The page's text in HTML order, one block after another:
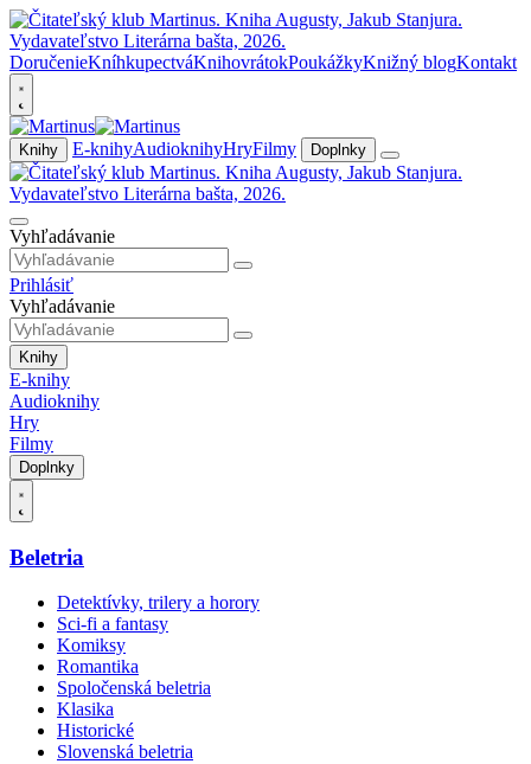
DoručenieKníhkupectváKnihovrátokPoukážkyKnižný blogKontakt
Knihy E-knihyAudioknihyHryFilmy Doplnky
Vyhľadávanie
Prihlásiť
Vyhľadávanie
Knihy
E-knihy
Audioknihy
Hry
Filmy
Doplnky
Beletria
Detektívky, trilery a horory
Sci-fi a fantasy
Komiksy
Romantika
Spoločenská beletria
Klasika
Historické
Slovenská beletria